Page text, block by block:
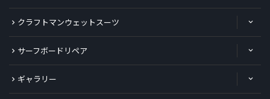
クラフトマンウェットスーツ
サーフボードリペア
ギャラリー